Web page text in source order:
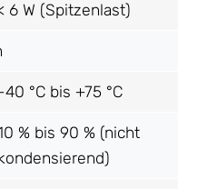
6 W (Spitzenlast)
40 °C bis +75 °C
% bis 90 % (nicht